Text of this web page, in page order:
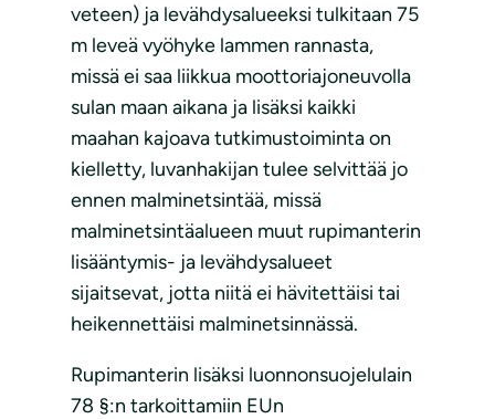
veteen) ja levähdysalueeksi tulkitaan 75
m leveä vyöhyke lammen rannasta,
missä ei saa liikkua moottoriajoneuvolla
sulan maan aikana ja lisäksi kaikki
maahan kajoava tutkimustoiminta on
kielletty, luvanhakijan tulee selvittää jo
ennen malminetsintää, missä
malminetsintäalueen muut rupimanterin
lisääntymis- ja levähdysalueet
sijaitsevat, jotta niitä ei hävitettäisi tai
heikennettäisi malminetsinnässä.
Rupimanterin lisäksi luonnonsuojelulain
78 §:n tarkoittamiin EUn